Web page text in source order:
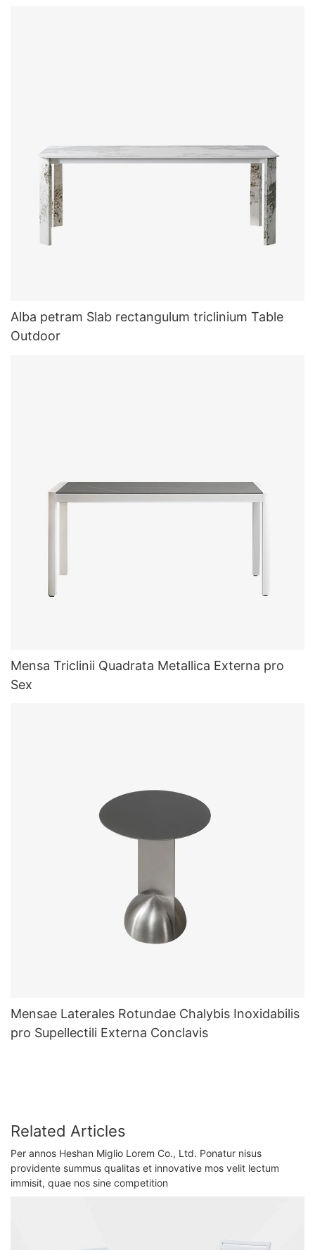
Alba petram Slab rectangulum triclinium Table
Outdoor
Mensa Triclinii Quadrata Metallica Externa pro
Sex
Mensae Laterales Rotundae Chalybis Inoxidabilis
pro Supellectili Externa Conclavis
Related Articles
Per annos Heshan Miglio Lorem Co., Ltd. Ponatur nisus
providente summus qualitas et innovative mos velit lectum
immisit, quae nos sine competition